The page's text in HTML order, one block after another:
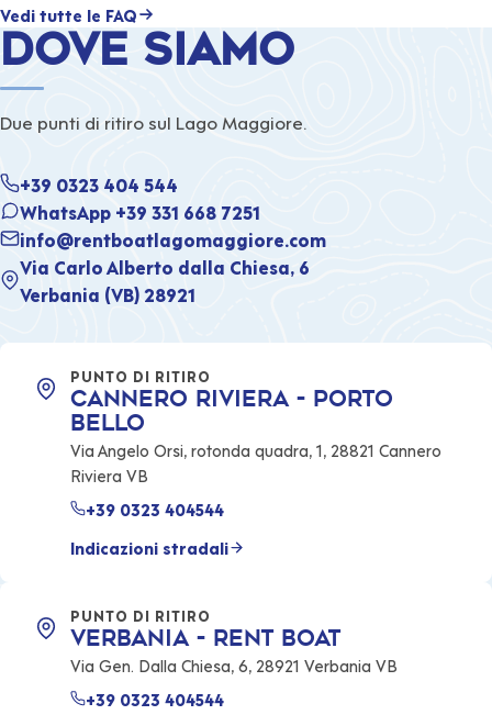
Vedi tutte le FAQ
Dove siamo
Due punti di ritiro sul Lago Maggiore.
+39 0323 404 544
WhatsApp +39 331 668 7251
info@rentboatlagomaggiore.com
Via Carlo Alberto dalla Chiesa, 6
Verbania (VB) 28921
PUNTO DI RITIRO
Cannero Riviera - Porto
Bello
Via Angelo Orsi, rotonda quadra, 1, 28821 Cannero
Riviera VB
+39 0323 404544
Indicazioni stradali
PUNTO DI RITIRO
Verbania - Rent Boat
Via Gen. Dalla Chiesa, 6, 28921 Verbania VB
+39 0323 404544